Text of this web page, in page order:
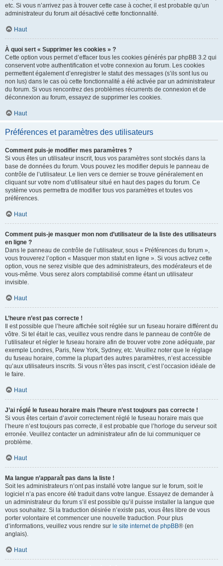
etc. Si vous n’arrivez pas à trouver cette case à cocher, il est probable qu’un
administrateur du forum ait désactivé cette fonctionnalité.
Haut
À quoi sert « Supprimer les cookies » ?
Cette option vous permet d’effacer tous les cookies générés par phpBB 3.2 qui
conservent votre authentification et votre connexion au forum. Les cookies
permettent également d’enregistrer le statut des messages (s’ils sont lus ou
non lus) dans le cas où cette fonctionnalité a été activée par un administrateur
du forum. Si vous rencontrez des problèmes récurrents de connexion et de
déconnexion au forum, essayez de supprimer les cookies.
Haut
Préférences et paramètres des utilisateurs
Comment puis-je modifier mes paramètres ?
Si vous êtes un utilisateur inscrit, tous vos paramètres sont stockés dans la
base de données du forum. Vous pouvez les modifier depuis le panneau de
contrôle de l’utilisateur. Le lien vers ce dernier se trouve généralement en
cliquant sur votre nom d’utilisateur situé en haut des pages du forum. Ce
système vous permettra de modifier tous vos paramètres et toutes vos
préférences.
Haut
Comment puis-je masquer mon nom d’utilisateur de la liste des utilisateurs
en ligne ?
Dans le panneau de contrôle de l’utilisateur, sous « Préférences du forum »,
vous trouverez l’option « Masquer mon statut en ligne ». Si vous activez cette
option, vous ne serez visible que des administrateurs, des modérateurs et de
vous-même. Vous serez alors comptabilisé comme étant un utilisateur
invisible.
Haut
L’heure n’est pas correcte !
Il est possible que l’heure affichée soit réglée sur un fuseau horaire différent du
vôtre. Si tel était le cas, veuillez vous rendre dans le panneau de contrôle de
l’utilisateur et régler le fuseau horaire afin de trouver votre zone adéquate, par
exemple Londres, Paris, New York, Sydney, etc. Veuillez noter que le réglage
du fuseau horaire, comme la plupart des autres paramètres, n’est accessible
qu’aux utilisateurs inscrits. Si vous n’êtes pas inscrit, c’est l’occasion idéale de
le faire.
Haut
J’ai réglé le fuseau horaire mais l’heure n’est toujours pas correcte !
Si vous êtes certain d’avoir correctement réglé le fuseau horaire mais que
l’heure n’est toujours pas correcte, il est probable que l’horloge du serveur soit
erronée. Veuillez contacter un administrateur afin de lui communiquer ce
problème.
Haut
Ma langue n’apparaît pas dans la liste !
Soit les administrateurs n’ont pas installé votre langue sur le forum, soit le
logiciel n’a pas encore été traduit dans votre langue. Essayez de demander à
un administrateur du forum s’il est possible qu’il puisse installer la langue que
vous souhaitez. Si la traduction désirée n’existe pas, vous êtes libre de vous
porter volontaire et commencer une nouvelle traduction. Pour plus
d’informations, veuillez vous rendre sur le site internet de phpBB® (en
anglais).
Haut